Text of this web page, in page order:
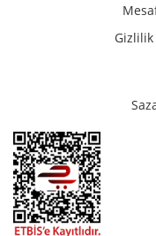
Gizlilik